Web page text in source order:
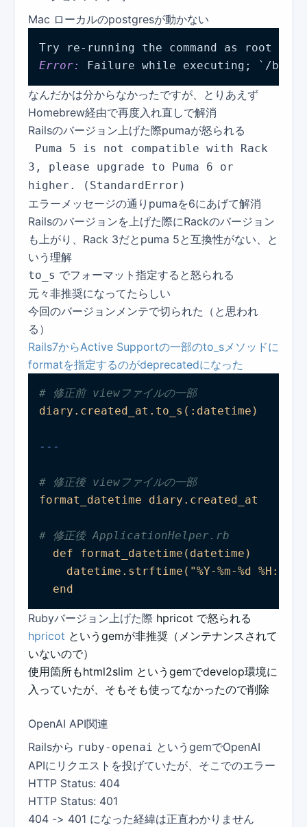
Mac ローカルのpostgresが動かない
Error: Failure while executing; `/bin/
なんだかは分からなかったですが、とりあえず
Homebrew経由で再度入れ直しで解消
Railsのバージョン上げた際pumaが怒られる
Puma 5 is not compatible with Rack
3, please upgrade to Puma 6 or
higher. (StandardError)
エラーメッセージの通りpumaを6にあげて解消
Railsのバージョンを上げた際にRackのバージョン
も上がり、Rack 3だとpuma 5と互換性がない、と
いう理解
to_s でフォーマット指定すると怒られる
元々非推奨になってたらしい
今回のバージョンメンテで切られた（と思われ
る）
Rails7からActive Supportの一部のto_sメソッドに
formatを指定するのがdeprecatedになった
# 修正前 viewファイルの一部
diary.created_at.to_s(:datetime)
# 修正後 viewファイルの一部
format_datetime
diary.created_at
# 修正後 ApplicationHelper.rb
def
format_datetime(datetime)
datetime.strftime("%Y-%m-%d
end
Rubyバージョン上げた際 hpricot で怒られる
hpricot というgemが非推奨（メンテナンスされて
いないので）
使用箇所もhtml2slim というgemでdevelop環境に
入っていたが、そもそも使ってなかったので削除
OpenAI API関連
Railsから ruby-openai というgemでOpenAI
APIにリクエストを投げていたが、そこでのエラー
HTTP Status: 404
HTTP Status: 401
404 -> 401 になった経緯は正直わかりません